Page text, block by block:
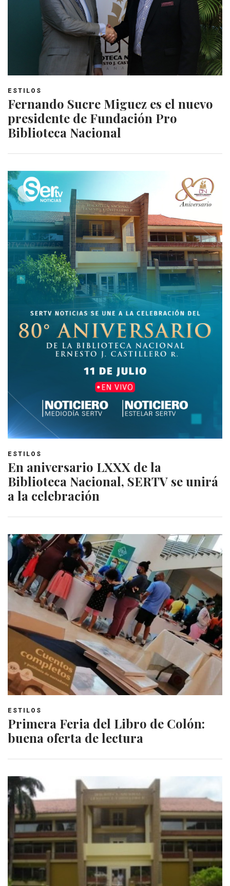
ESTILOS
Fernando Sucre Miguez es el nuevo
presidente de Fundación Pro
Biblioteca Nacional
ESTILOS
En aniversario LXXX de la
Biblioteca Nacional, SERTV se unirá
a la celebración
ESTILOS
Primera Feria del Libro de Colón:
buena oferta de lectura